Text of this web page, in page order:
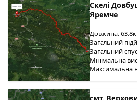
Скелі
Яремче
Довжина:
Загальний
Загальний
Мінімальна
Максимальна
смт.